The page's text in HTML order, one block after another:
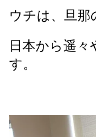
ウチは、旦那
日本から遥々
す。